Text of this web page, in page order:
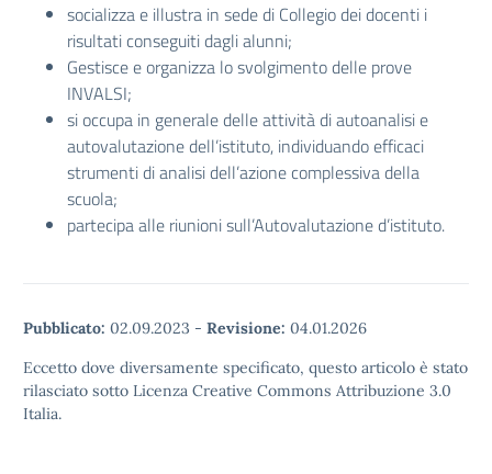
socializza e illustra in sede di Collegio dei docenti i
risultati conseguiti dagli alunni;
Gestisce e organizza lo svolgimento delle prove
INVALSI;
si occupa in generale delle attività di autoanalisi e
autovalutazione dell’istituto, individuando efficaci
strumenti di analisi dell’azione complessiva della
scuola;
partecipa alle riunioni sull’Autovalutazione d’istituto.
Pubblicato: 02.09.2023 - Revisione: 04.01.2026
Eccetto dove diversamente specificato, questo articolo è stato
rilasciato sotto Licenza Creative Commons Attribuzione 3.0
Italia.